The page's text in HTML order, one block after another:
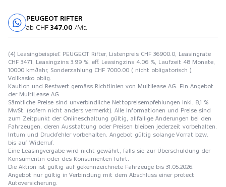
PEUGEOT RIFTER
ab CHF 347.00 /Mt.
(4) Leasingbeispiel: PEUGEOT Rifter, Listenpreis CHF 36900.0, Leasingrate
CHF 347.1, Leasingzins 3.99 %, eff. Leasingzins 4.06 %, Laufzeit 48 Monate,
10000 km/Jahr, Sonderzahlung CHF 7000.00 ( nicht obligatorisch ),
Vollkasko oblig.
Kaution und Restwert gemäss Richtlinien von Multilease AG. Ein Angebot
der MultiLease AG.
Sämtliche Preise sind unverbindliche Nettopreisempfehlungen inkl. 8,1 %
MwSt. (sofern nicht anders vermerkt). Alle Informationen und Preise sind
zum Zeitpunkt der Onlineschaltung gültig, allfällige Änderungen bei den
Fahrzeugen, deren Ausstattung oder Preisen bleiben jederzeit vorbehalten.
Irrtum und Druckfehler vorbehalten. Angebot gültig solange Vorrat bzw.
bis auf Widerruf.
Eine Leasingvergabe wird nicht gewährt, falls sie zur Überschuldung der
Konsumentin oder des Konsumenten führt.
Die Aktion ist gültig auf gekennzeichnete Fahrzeuge bis 31.05.2026.
Angebot nur gültig in Verbindung mit dem Abschluss einer protect
Autoversicherung.